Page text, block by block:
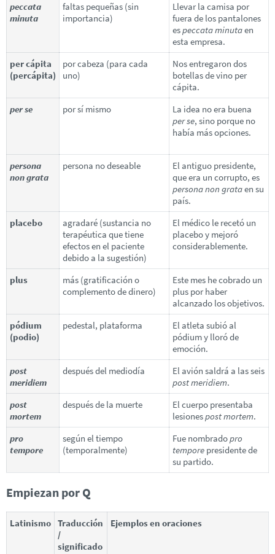
peccata
minuta
faltas pequeñas (sin
importancia)
Llevar la camisa por
fuera de los pantalones
especcata minutaen
esta empresa.
per cápita
(percápita)
por cabeza (para cada
uno)
Nos entregaron dos
botellas de vino per
cápita.
per se
por sí mismo
La idea no era buena
per se, sino porque no
había más opciones.
persona
non grata
persona no deseable
El antiguo presidente,
que era un corrupto, es
persona non grataen su
país.
placebo
agradaré (sustancia no
terapéutica que tiene
efectos en el paciente
debido a la sugestión)
El médico le recetó un
placebo y mejoró
considerablemente.
plus
más (gratificación o
complemento de dinero)
Este mes he cobrado un
plus por haber
alcanzado los objetivos.
pódium
(podio)
pedestal, plataforma
El atleta subió al
pódium y lloró de
emoción.
post
meridiem
después del mediodía
El avión saldrá a las seis
post meridiem.
post
mortem
después de la muerte
El cuerpo presentaba
lesionespost mortem.
pro
tempore
según el tiempo
(temporalmente)
Fue nombradopro
tempore presidente de
su partido.
Empiezan por Q
Latinismo Traducción
/
significado
Ejemplos en oraciones